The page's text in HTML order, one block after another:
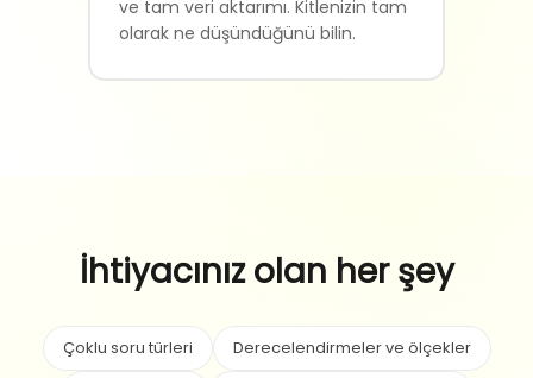
ve tam veri aktarımı. Kitlenizin tam
olarak ne düşündüğünü bilin.
İhtiyacınız olan her şey
Çoklu soru türleri Derecelendirmeler ve ölçekler